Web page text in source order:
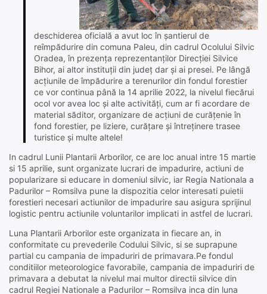
deschiderea oficială a avut loc în șantierul de
reîmpădurire din comuna Paleu, din cadrul Ocolului Silvic
Oradea, în prezența reprezentanților Direcției Silvice
Bihor, ai altor instituții din județ dar și ai presei. Pe lângă
acțiunile de împădurire a terenurilor din fondul forestier
ce vor continua până la 14 aprilie 2022, la nivelul fiecărui
ocol vor avea loc și alte activități, cum ar fi acordare de
material săditor, organizare de acțiuni de curățenie în
fond forestier, pe liziere, curățare și întreținere trasee
turistice și multe altele!
In cadrul Lunii Plantarii Arborilor, ce are loc anual intre 15 martie
si 15 aprilie, sunt organizate lucrari de impadurire, actiuni de
popularizare si educare in domeniul silvic, iar Regia Nationala a
Padurilor – Romsilva pune la dispozitia celor interesati puietii
forestieri necesari actiunilor de impadurire sau asigura sprijinul
logistic pentru actiunile voluntarilor implicati in astfel de lucrari.
Luna Plantarii Arborilor este organizata in fiecare an, in
conformitate cu prevederile Codului Silvic, si se suprapune
partial cu campania de impaduriri de primavara.Pe fondul
conditiilor meteorologice favorabile, campania de impaduriri de
primavara a debutat la nivelul mai multor directii silvice din
cadrul Regiei Nationale a Padurilor – Romsilva inca din luna